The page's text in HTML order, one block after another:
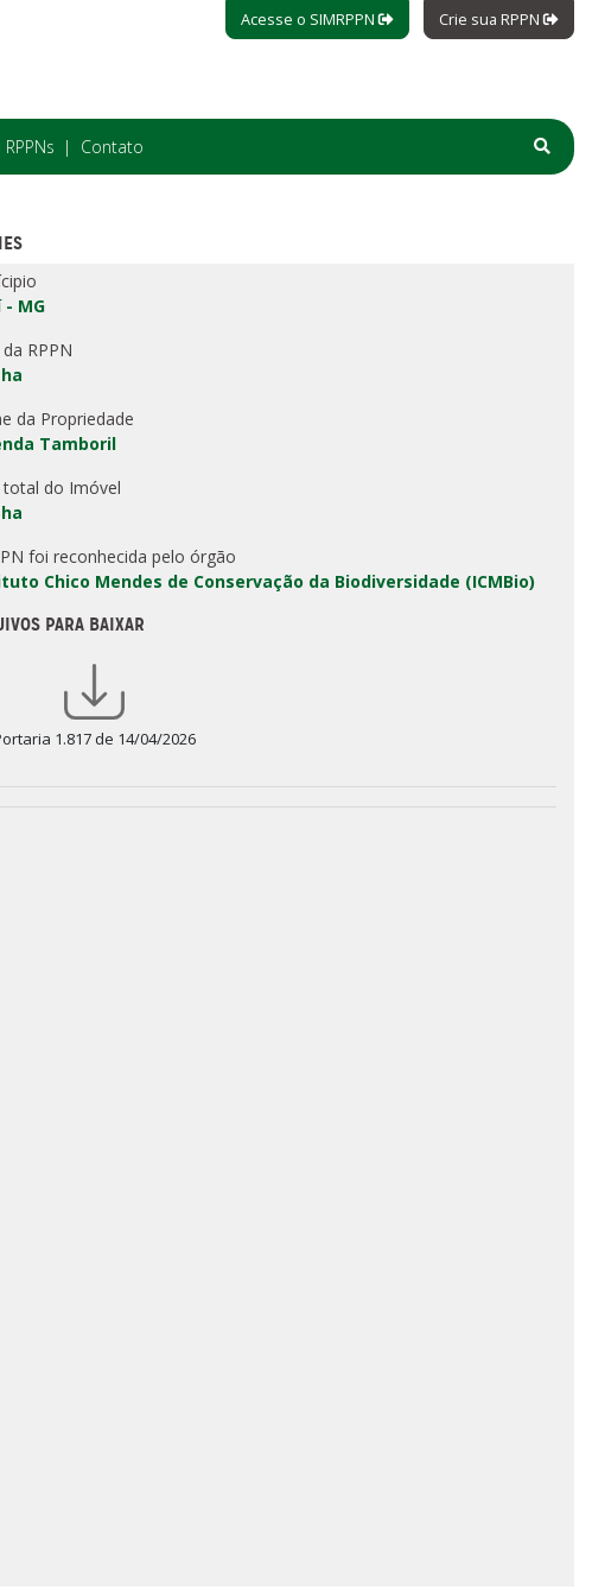
Acesse o SIMRPPN Crie sua RPPN
Contato
- MG
RPPN
da Propriedade
Tamboril
total do Imóvel
foi reconhecida pelo órgão
Chico Mendes de Conservação da Biodiversidade (ICMBio)
PARA BAIXAR
1.817 de 14/04/2026